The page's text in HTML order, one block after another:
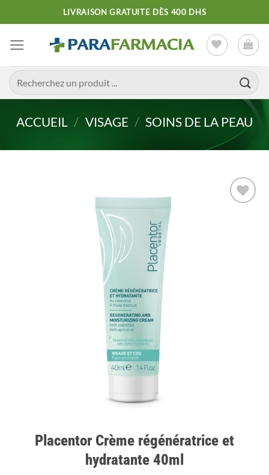
au
contenu
LIVRAISON GRATUITE DÈS 400 DHS
Recherche
pour :
ACCUEIL / VISAGE / SOINS DE LA PEAU
Placentor Crème régénératrice et
hydratante 40ml